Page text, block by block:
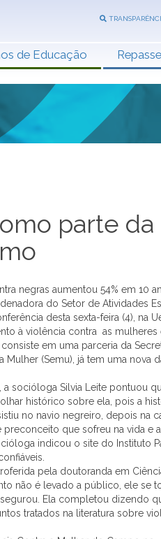
de Educação
parte da
negras aumentou 54% em 10
do Setor de Atividades
desta sexta-feira (4), na
à violência contra as mulheres
em uma parceria da
Mulher (Semu), já tem uma nova
a socióloga Silvia Leite pontuou
histórico sobre ela, pois a
no navio negreiro, depois na
que sofreu na vida e
indicou o site do Instituto
pela doutoranda em
não é levado a público, ele se
Ela completou dizendo
tratados na literatura sobre